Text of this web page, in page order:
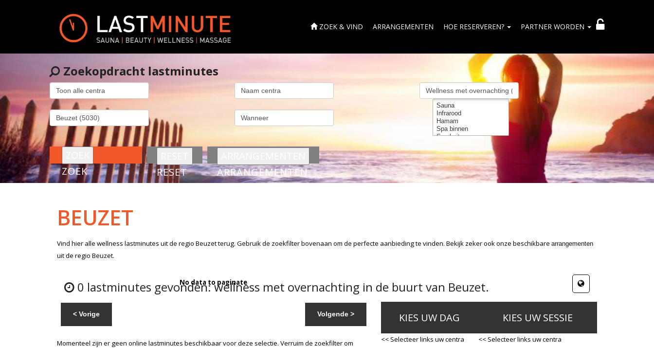
ZOEK & VIND ARRANGEMENTEN HOE RESERVEREN? PARTNER WORDEN
Zoekopdracht lastminutes
ZOEK RESET ARRANGEMENTEN
BEUZET
Vind hier alle wellness lastminutes uit de regio Beuzetterug. Gebruik de zoekfilter bovenaan om de perfecte aanbieding te vinden. Bekijk zeker ook onze beschikbare arrangementen
uit de regio Beuzet.
0 lastminutes gevonden: wellness met overnachting in de buurt van Beuzet.
< Vorige Volgende >
No data to paginate
Momenteel zijn er geen online lastminutes beschikbaar voor deze selectie. Verruim de zoekfilter om
KIES UW DAG
<< Selecteer links uw centra
KIES UW SESSIE
<< Selecteer links uw centra